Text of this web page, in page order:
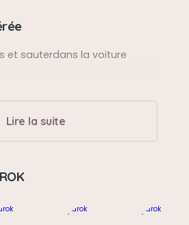
et sauterdans la voiture
humeur, agreable et tres
Lire la suite